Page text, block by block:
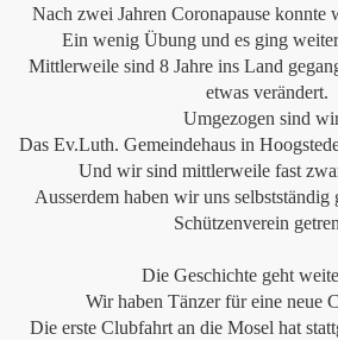
Nach zwei Jahren Coronapause konnte
Ein wenig Übung und es ging
Mittlerweile sind 8 Jahre ins Land
etwas verändert.
Umgezogen sind
Das Ev.Luth. Gemeindehaus in
Und wir sind mittlerweile fast
Ausserdem haben wir uns selbstständig
Schützenverein
Die Geschichte geht
Wir haben Tänzer für eine neue
Die erste Clubfahrt an die Mosel hat